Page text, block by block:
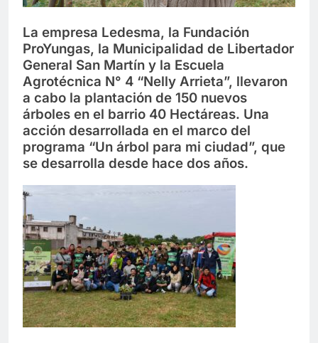
La empresa Ledesma, la Fundación
ProYungas, la Municipalidad de Libertador
General San Martín y la Escuela
Agrotécnica N° 4 “Nelly Arrieta”, llevaron
a cabo la plantación de 150 nuevos
árboles en el barrio 40 Hectáreas. Una
acción desarrollada en el marco del
programa “Un árbol para mi ciudad”, que
se desarrolla desde hace dos años.